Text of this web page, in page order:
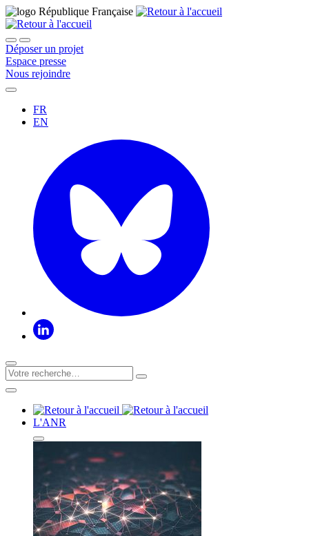
Déposer un projet
Espace presse
Nous rejoindre
FR
EN
L'ANR